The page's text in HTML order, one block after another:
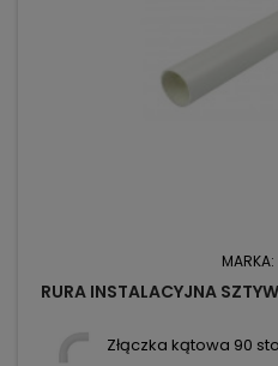
MARKA:
RURA INSTALACYJNA
Złączka kątowa 90